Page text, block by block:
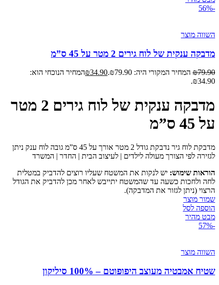
-56%
השווה מוצר
מדבקה ענקית של לוח גירים 2 מטר על 45 ס”מ
₪79.90 המחיר המקורי היה: ₪79.90. ₪34.90
המחיר הנוכחי הוא:
₪34.90.
מדבקה ענקית של לוח גירים 2 מטר
על 45 ס”מ
מדבקת לוח גיר נדבקת גודל 2 מטר אורך על 45 ס”מ גובה לוח ענק ניתן
לגזירה לפי הצורך מעולה לילדים | לעיצוב הבית | החדר | המשרד
הוראות שימוש: יש לנקות את המשטח שעליו רוצים להדביק במטלית
לחה ולחכות כשעה עד שהמשטח יתייבש לאחר מכן להדביק את הגודל
הרצוי (ניתן לגזור את המדבקה).
שמור מוצר
הוספה לסל
מבט מהיר
-57%
השווה מוצר
שטיח אמבטיה מעוצב היפופוטם – 100% סיליקון